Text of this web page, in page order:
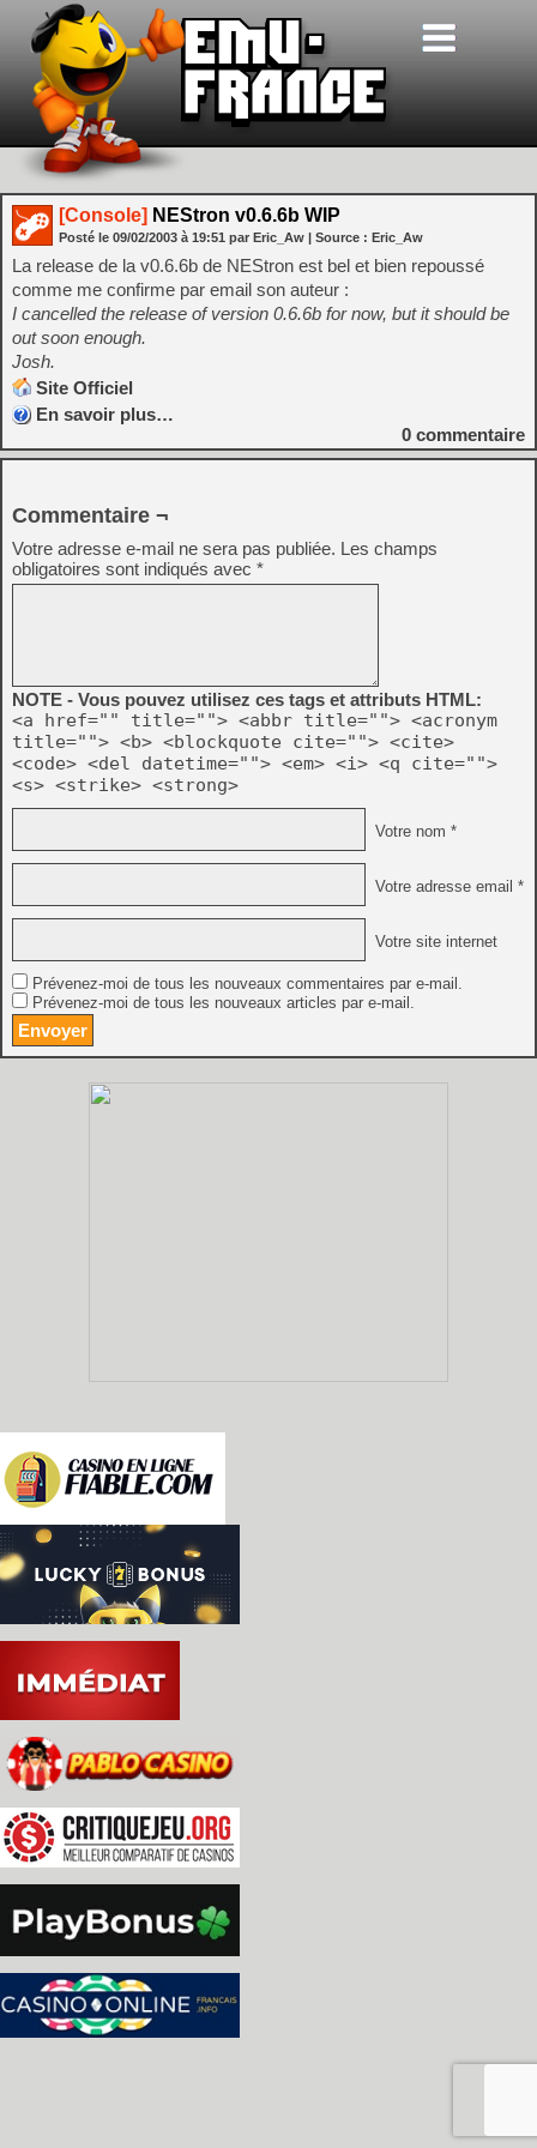
[Console] NEStron v0.6.6b WIP
Posté le 09/02/2003 à 19:51 par Eric_Aw | Source : Eric_Aw
La release de la v0.6.6b de NEStron est bel et bien repoussé
comme me confirme par email son auteur :
I cancelled the release of version 0.6.6b for now, but it should be
out soon enough.
Josh.
Site Officiel
En savoir plus…
0 commentaire
Commentaire ¬
Votre adresse e-mail ne sera pas publiée. Les champs
obligatoires sont indiqués avec *
NOTE - Vous pouvez utilisez ces tags et attributs HTML:
<a href="" title=""> <abbr title=""> <acronym
title=""> <b> <blockquote cite=""> <cite>
<code> <del datetime=""> <em> <i> <q cite="">
<s> <strike> <strong>
Votre nom *
Votre adresse email *
Votre site internet
Prévenez-moi de tous les nouveaux commentaires par e-mail.
Prévenez-moi de tous les nouveaux articles par e-mail.